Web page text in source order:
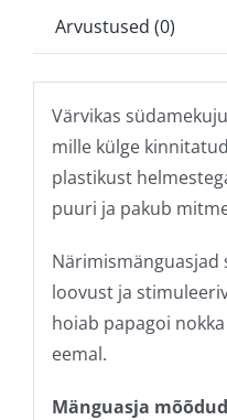
Arvustused (0)
Värvikas
mille külge
plastikust
puuri ja pakub
Närimismänguasjad
loovust ja
hoiab papagoi
eemal.
Mänguasja